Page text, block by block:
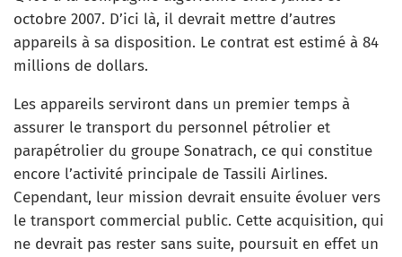
octobre 2007. D’ici là, il devrait mettre d’autres
appareils à sa disposition. Le contrat est estimé à 84
millions de dollars.
Les appareils serviront dans un premier temps à
assurer le transport du personnel pétrolier et
parapétrolier du groupe Sonatrach, ce qui constitue
encore l’activité principale de Tassili Airlines.
Cependant, leur mission devrait ensuite évoluer vers
le transport commercial public. Cette acquisition, qui
ne devrait pas rester sans suite, poursuit en effet un